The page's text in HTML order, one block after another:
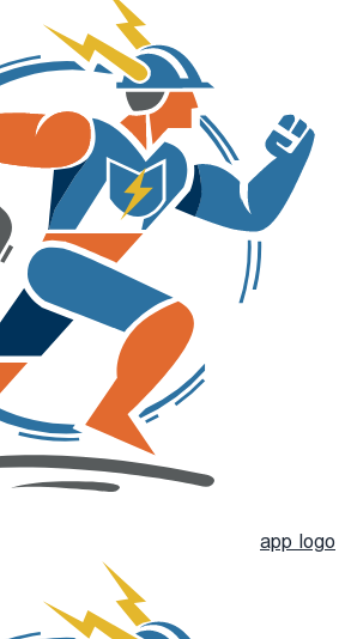
app logo